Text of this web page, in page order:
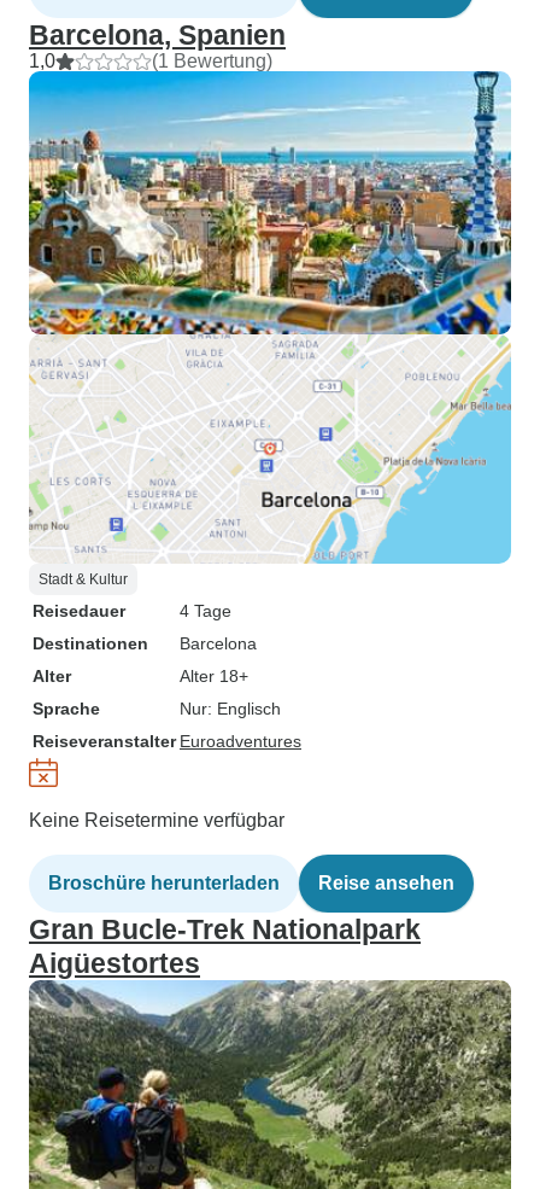
Barcelona, Spanien
1,0 (1 Bewertung)
Stadt & Kultur
Reisedauer
4 Tage
Destinationen
Barcelona
Alter
Alter 18+
Sprache
Nur: Englisch
Reiseveranstalter Euroadventures
Keine Reisetermine verfügbar
Broschüre herunterladen Reise ansehen
Gran Bucle-Trek Nationalpark
Aigüestortes